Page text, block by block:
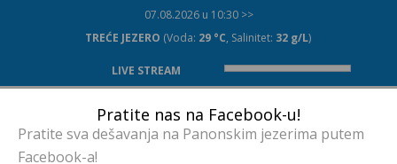
07.08.2026 u 10:30 >>
TREĆE JEZERO (Voda: 29 °C, Salinitet: 32 g/L)
LIVE STREAM
Pratite nas na Facebook-u!
Pratite sva dešavanja na Panonskim jezerima putem
Facebook-a!